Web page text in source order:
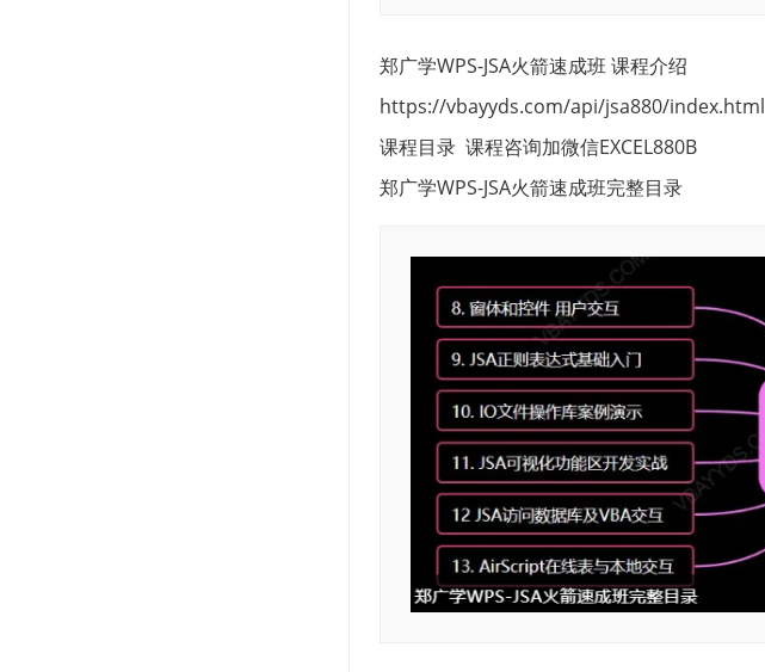
郑广学WPS-JSA火箭速成班 课程介绍
https://vbayyds.com/api/jsa880/index.html
课程目录 课程咨询加微信EXCEL880B
郑广学WPS-JSA火箭速成班完整目录